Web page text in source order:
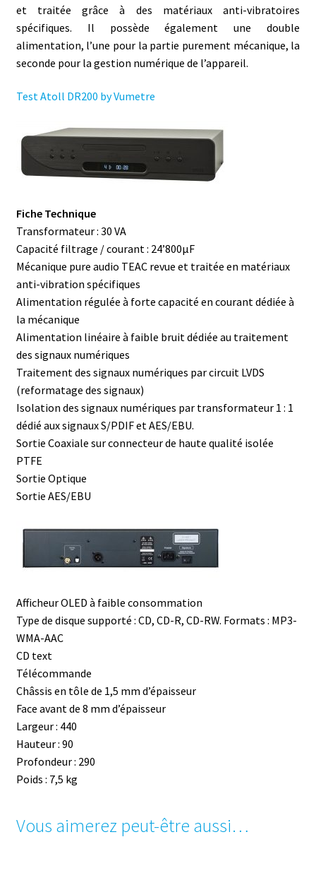
et traitée grâce à des matériaux anti-vibratoires
spécifiques. Il possède également une double
alimentation, l’une pour la partie purement mécanique, la
seconde pour la gestion numérique de l’appareil.
Test Atoll DR200 by Vumetre
Fiche Technique
Transformateur : 30 VA
Capacité filtrage / courant : 24’800µF
Mécanique pure audio TEAC revue et traitée en matériaux
anti-vibration spécifiques
Alimentation régulée à forte capacité en courant dédiée à
la mécanique
Alimentation linéaire à faible bruit dédiée au traitement
des signaux numériques
Traitement des signaux numériques par circuit LVDS
(reformatage des signaux)
Isolation des signaux numériques par transformateur 1 : 1
dédié aux signaux S/PDIF et AES/EBU.
Sortie Coaxiale sur connecteur de haute qualité isolée
PTFE
Sortie Optique
Sortie AES/EBU
Afficheur OLED à faible consommation
Type de disque supporté : CD, CD-R, CD-RW. Formats : MP3-
WMA-AAC
CD text
Télécommande
Châssis en tôle de 1,5 mm d’épaisseur
Face avant de 8 mm d’épaisseur
Largeur : 440
Hauteur : 90
Profondeur : 290
Poids : 7,5 kg
Vous aimerez peut-être aussi…